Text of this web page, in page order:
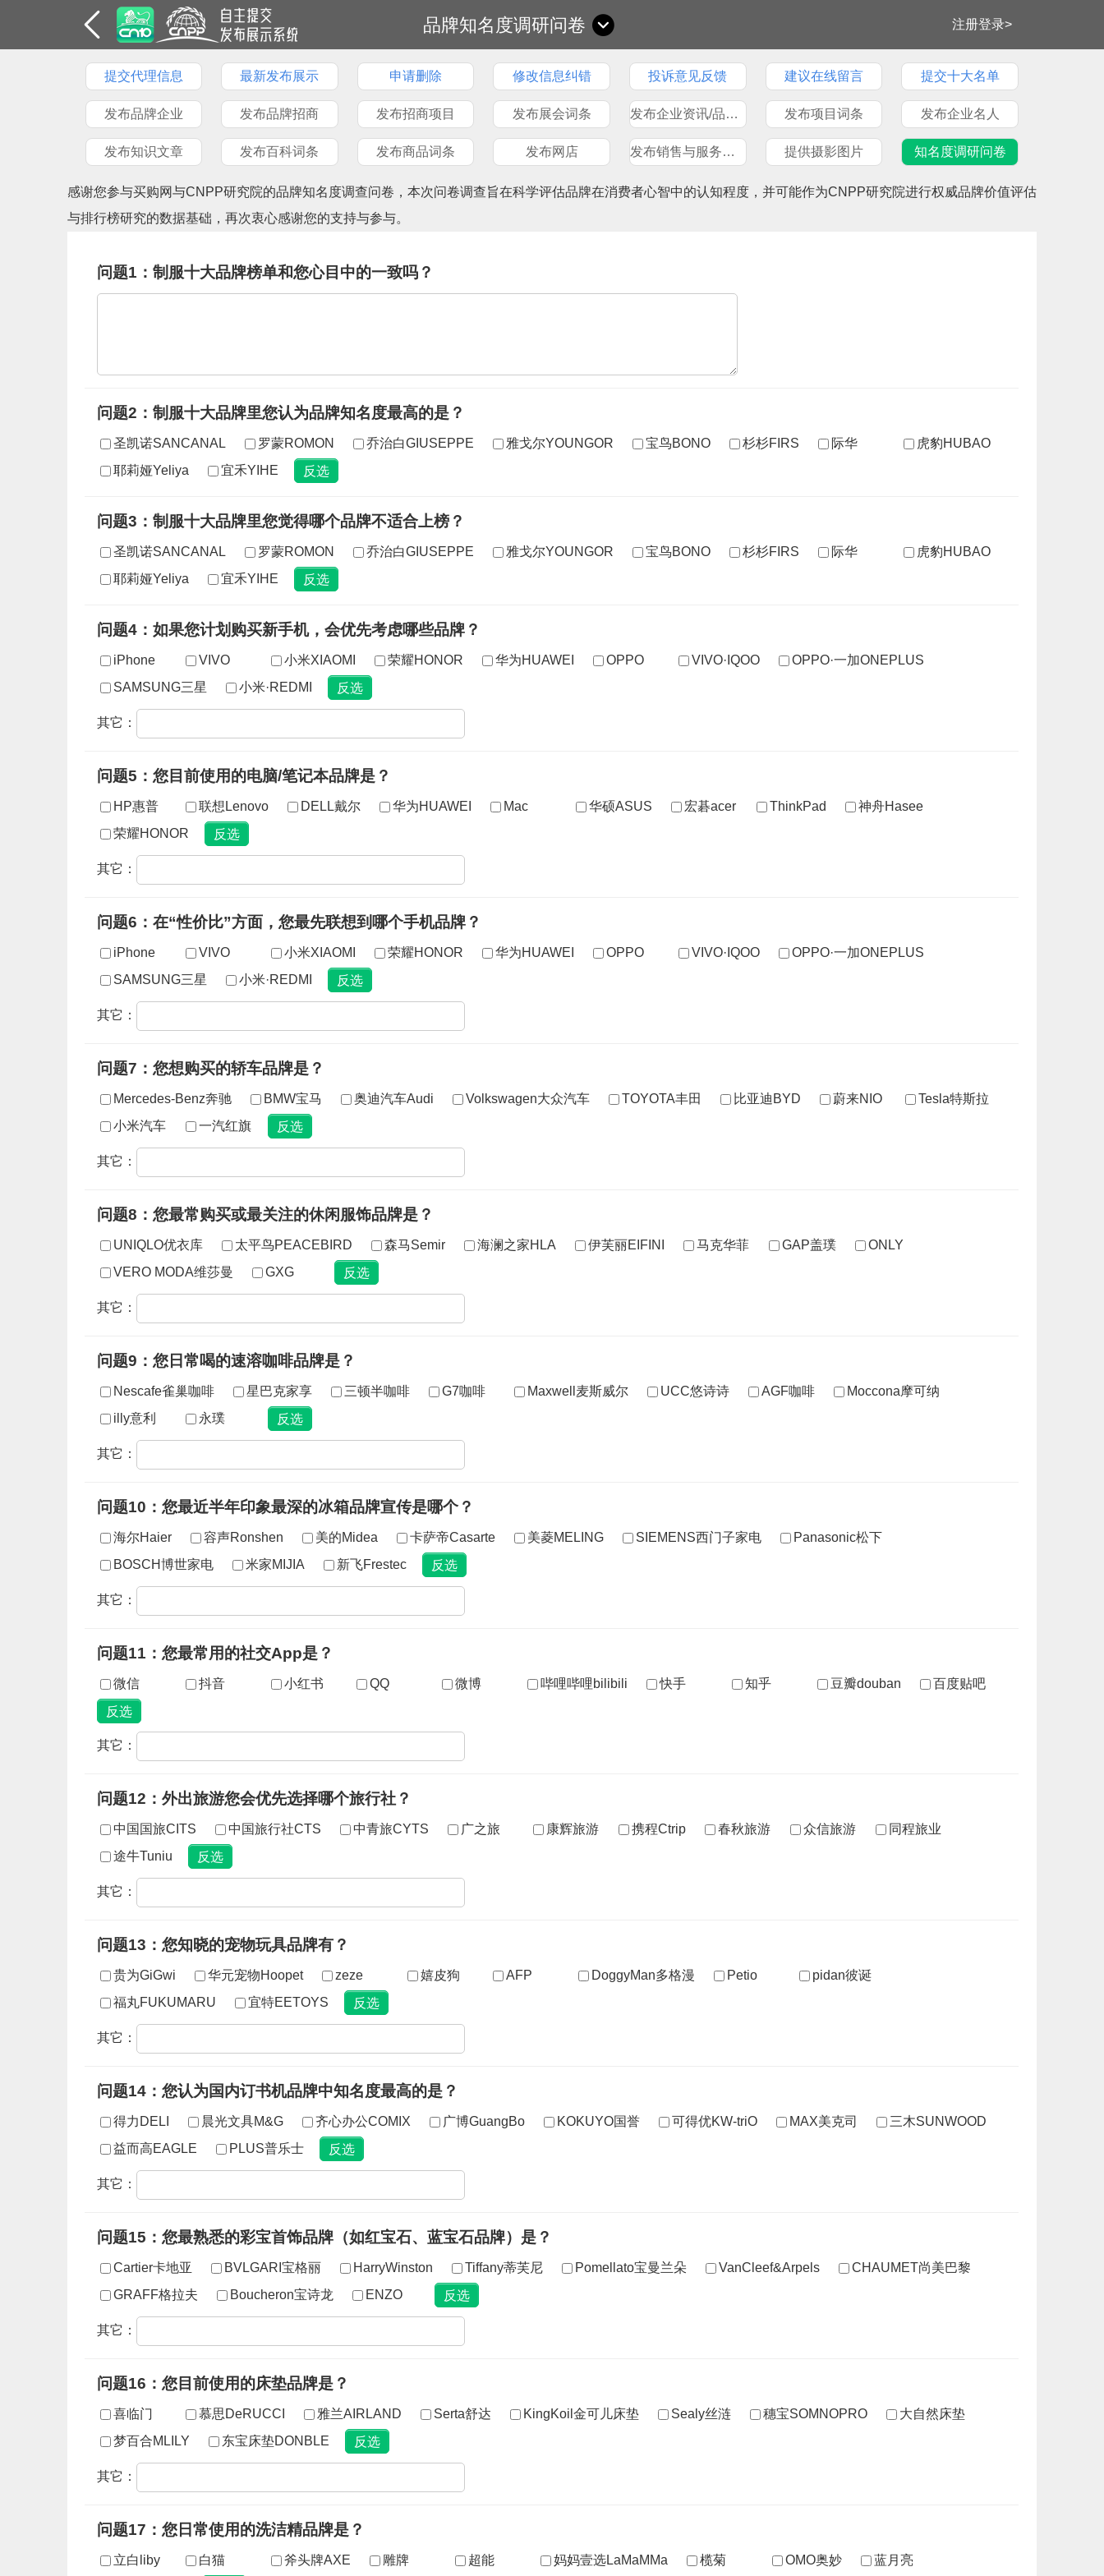
品牌知名度调研问卷 注册登录>
提交代理信息 最新发布展示 申请删除 修改信息纠错 投诉意见反馈 建议在线留言 提交十大名单
发布品牌企业 发布品牌招商 发布招商项目 发布展会词条 发布企业资讯/品牌文章 发布项目词条 发布企业名人
发布知识文章 发布百科词条 发布商品词条 发布网店 发布销售与服务网点 提供摄影图片 知名度调研问卷
感谢您参与买购网与CNPP研究院的品牌知名度调查问卷，本次问卷调查旨在科学评估品牌在消费者心智中的认知程度，并可能作为CNPP研究院进行权威品牌价值评估
与排行榜研究的数据基础，再次衷心感谢您的支持与参与。
问题1：制服十大品牌榜单和您心目中的一致吗？
问题2：制服十大品牌里您认为品牌知名度最高的是？
圣凯诺SANCANAL 罗蒙ROMON 乔治白GIUSEPPE 雅戈尔YOUNGOR 宝鸟BONO 杉杉FIRS 际华
虎豹HUBAO
耶莉娅Yeliya
宜禾YIHE
问题3：制服十大品牌里您觉得哪个品牌不适合上榜？
圣凯诺SANCANAL 罗蒙ROMON 乔治白GIUSEPPE 雅戈尔YOUNGOR 宝鸟BONO 杉杉FIRS 际华
虎豹HUBAO
耶莉娅Yeliya
宜禾YIHE
问题4：如果您计划购买新手机，会优先考虑哪些品牌？
iPhone VIVO 小米XIAOMI 荣耀HONOR 华为HUAWEI OPPO VIVO·IQOO
OPPO·一加ONEPLUS
SAMSUNG三星
小米·REDMI
其它：
问题5：您目前使用的电脑/笔记本品牌是？
HP惠普 联想Lenovo DELL戴尔 华为HUAWEI Mac 华硕ASUS 宏碁acer ThinkPad
神舟Hasee
荣耀HONOR
其它：
问题6：在“性价比”方面，您最先联想到哪个手机品牌？
iPhone VIVO 小米XIAOMI 荣耀HONOR 华为HUAWEI OPPO VIVO·IQOO
OPPO·一加ONEPLUS
SAMSUNG三星
小米·REDMI
其它：
问题7：您想购买的轿车品牌是？
Mercedes-Benz奔驰 BMW宝马 奥迪汽车Audi Volkswagen大众汽车 TOYOTA丰田 比亚迪BYD 蔚来NIO
Tesla特斯拉
小米汽车
一汽红旗
其它：
问题8：您最常购买或最关注的休闲服饰品牌是？
UNIQLO优衣库 太平鸟PEACEBIRD 森马Semir 海澜之家HLA 伊芙丽EIFINI 马克华菲 GAP盖璞
ONLY
VERO MODA维莎曼
GXG
其它：
问题9：您日常喝的速溶咖啡品牌是？
Nescafe雀巢咖啡 星巴克家享 三顿半咖啡 G7咖啡 Maxwell麦斯威尔 UCC悠诗诗 AGF咖啡
Moccona摩可纳
illy意利
永璞
其它：
问题10：您最近半年印象最深的冰箱品牌宣传是哪个？
海尔Haier 容声Ronshen 美的Midea 卡萨帝Casarte 美菱MELING SIEMENS西门子家电
Panasonic松下
BOSCH博世家电
米家MIJIA 新飞Frestec
其它：
问题11：您最常用的社交App是？
微信 抖音 小红书 QQ 微博 哔哩哔哩bilibili 快手 知乎 豆瓣douban 百度贴吧
其它：
问题12：外出旅游您会优先选择哪个旅行社？
中国国旅CITS 中国旅行社CTS 中青旅CYTS 广之旅 康辉旅游 携程Ctrip 春秋旅游 众信旅游
同程旅业
途牛Tuniu
其它：
问题13：您知晓的宠物玩具品牌有？
贵为GiGwi 华元宠物Hoopet zeze 嬉皮狗 AFP DoggyMan多格漫 Petio
pidan彼诞
福丸FUKUMARU
宜特EETOYS
其它：
问题14：您认为国内订书机品牌中知名度最高的是？
得力DELI 晨光文具M&G 齐心办公COMIX 广博GuangBo KOKUYO国誉 可得优KW-triO MAX美克司
三木SUNWOOD
益而高EAGLE
PLUS普乐士
其它：
问题15：您最熟悉的彩宝首饰品牌（如红宝石、蓝宝石品牌）是？
Cartier卡地亚 BVLGARI宝格丽 HarryWinston Tiffany蒂芙尼 Pomellato宝曼兰朵 VanCleef&Arpels
CHAUMET尚美巴黎
GRAFF格拉夫
Boucheron宝诗龙 ENZO
其它：
问题16：您目前使用的床垫品牌是？
喜临门 慕思DeRUCCI 雅兰AIRLAND Serta舒达 KingKoil金可儿床垫 Sealy丝涟 穗宝SOMNOPRO
大自然床垫
梦百合MLILY
东宝床垫DONBLE
其它：
问题17：您日常使用的洗洁精品牌是？
立白liby 白猫 斧头牌AXE 雕牌 超能 妈妈壹选LaMaMMa 榄菊 OMO奥妙 蓝月亮